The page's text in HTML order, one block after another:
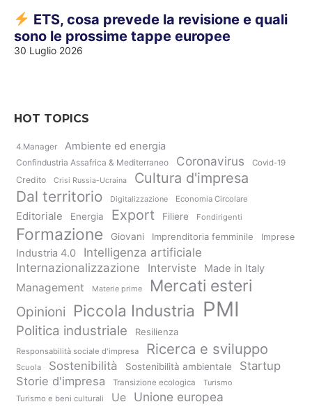
ETS, cosa prevede la revisione e quali
sono le prossime tappe europee
30 Luglio 2026
HOT TOPICS
4.Manager Ambiente ed energia
Confindustria Assafrica & Mediterraneo Coronavirus Covid-19
Credito Crisi Russia-Ucraina Cultura d'impresa
Dal territorio Digitalizzazione Economia Circolare
Editoriale Energia Export Filiere Fondirigenti
Formazione Giovani Imprenditoria femminile Imprese
Industria 4.0
Intelligenza artificiale
Internazionalizzazione
Interviste Made in Italy
Management Materie prime Mercati esteri
Opinioni Piccola Industria PMI
Politica industriale Resilienza
Responsabilità sociale d'impresa Ricerca e sviluppo
Scuola Sostenibilità Sostenibilità ambientale
Startup
Storie d'impresa
Transizione ecologica
Turismo
Turismo e beni culturali
Ue Unione europea